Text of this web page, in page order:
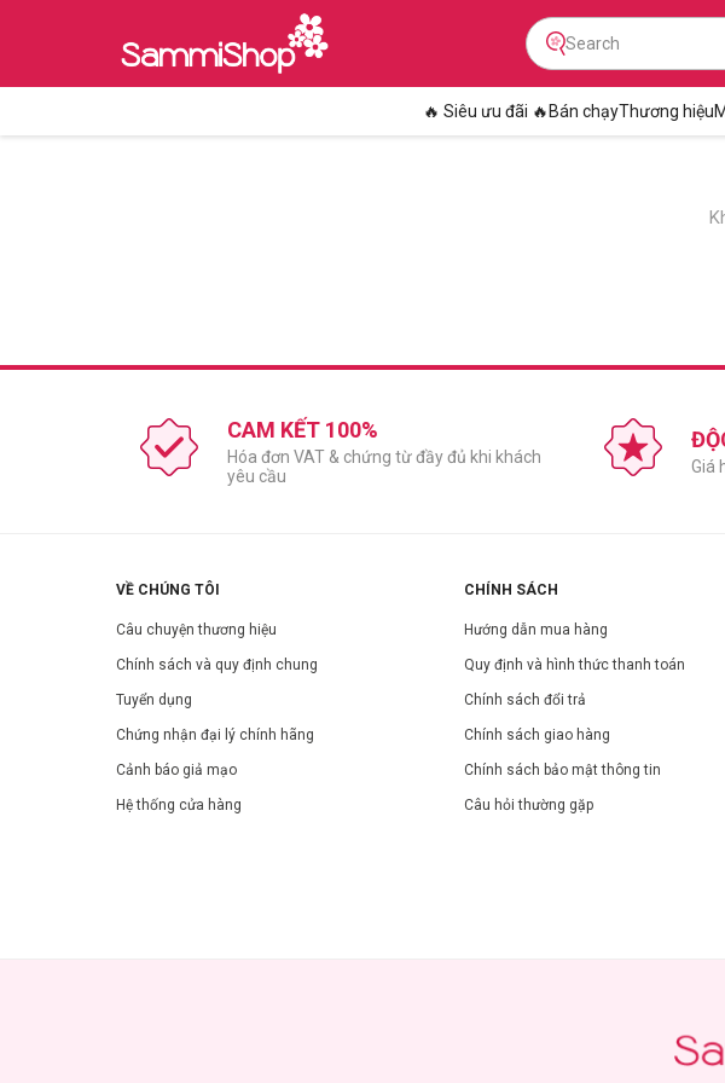
🔥 Siêu ưu đãi 🔥 Bán chạyThương hiệu
CAM KẾT 100%
Hóa đơn VAT & chứng từ đầy đủ khi khách
yêu cầu
Giá
VỀ CHÚNG TÔI
Câu chuyện thương hiệu
Chính sách và quy định chung
Tuyển dụng
Chứng nhận đại lý chính hãng
Cảnh báo giả mạo
Hệ thống cửa hàng
CHÍNH SÁCH
Hướng dẫn mua hàng
Quy định và hình thức thanh toán
Chính sách đổi trả
Chính sách giao hàng
Chính sách bảo mật thông tin
Câu hỏi thường gặp